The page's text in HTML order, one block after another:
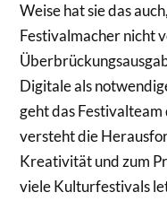
Weise hat sie das
Festivalmacher nicht
Digitale als
geht das
versteht die
Kreativität und zum
viele Kulturfestivals